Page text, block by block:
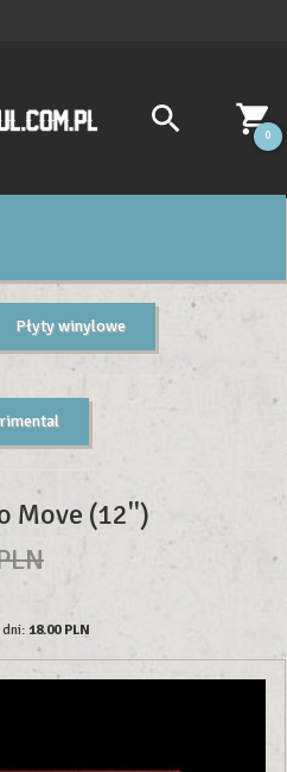
0
Płyty winylowe
Move (12'')
dni: 18.00 PLN